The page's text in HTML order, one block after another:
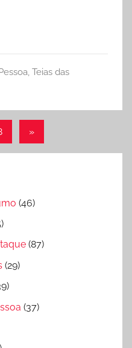
, Teias das
Post
»
(46)
(87)
(29)
(37)